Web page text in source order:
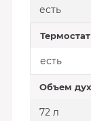
есть
Термостат
есть
Объем
72 л